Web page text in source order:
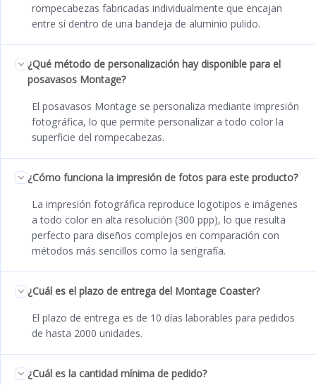
rompecabezas fabricadas individualmente que encajan
entre sí dentro de una bandeja de aluminio pulido.
¿Qué método de personalización hay disponible para el
posavasos Montage?
El posavasos Montage se personaliza mediante impresión
fotográfica, lo que permite personalizar a todo color la
superficie del rompecabezas.
¿Cómo funciona la impresión de fotos para este producto?
La impresión fotográfica reproduce logotipos e imágenes
a todo color en alta resolución (300 ppp), lo que resulta
perfecto para diseños complejos en comparación con
métodos más sencillos como la serigrafía.
¿Cuál es el plazo de entrega del Montage Coaster?
El plazo de entrega es de 10 días laborables para pedidos
de hasta 2000 unidades.
¿Cuál es la cantidad mínima de pedido?